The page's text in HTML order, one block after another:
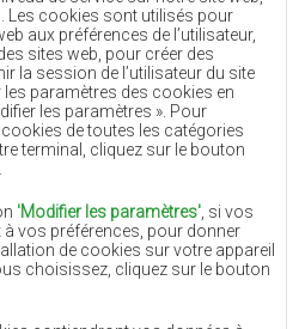
Les cookies sont utilisés pour
aux préférences de l’utilisateur,
sites web, pour créer des
la session de l’utilisateur du site
paramètres des cookies en
les paramètres ». Pour
de toutes les catégories
terminal, cliquez sur le bouton
'Modifier les paramètres' , si vos
vos préférences, pour donner
de cookies sur votre appareil
choisissez, cliquez sur le bouton
lilas
jaunes
menthe
bleus
oranges
gris
terre cuite